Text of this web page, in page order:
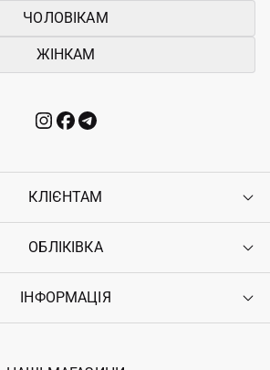
ЧОЛОВІКАМ
ЖІНКАМ
КЛІЄНТАМ
Контакти
Повернення
Гарантія
ОБЛІКІВКА
Увійти
ІНФОРМАЦІЯ
Наші магазини